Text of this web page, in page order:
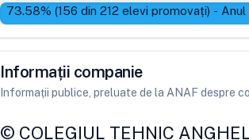
73.58% (156 din 212 elevi promovați) - Anul
Informații companie
Informații publice, preluate de la ANAF despre
© COLEGIUL TEHNIC